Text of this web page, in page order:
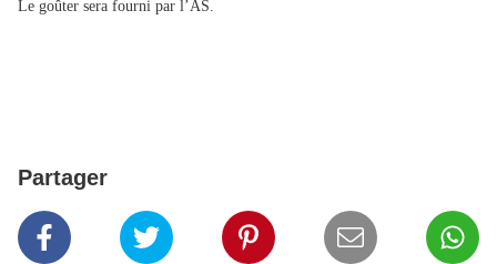
Le goûter sera fourni par l’AS.
Partager